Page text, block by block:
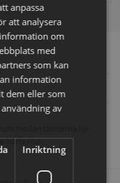
mellan tänderna för
hårtextur.
Info
STORSÄLJARE
Solidcos Wolf 27T - 5.5"
anpassa
att analysera
om
med
som kan
information
dem eller som
av
Inriktning